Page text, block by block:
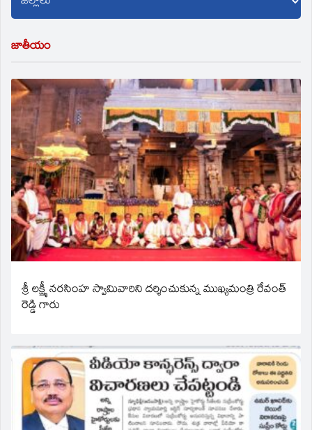
జాతీయం
శ్రీ లక్ష్మీ నరసింహ స్వామివారిని దర్శించుకున్న ముఖ్యమంత్రి రేవంత్
రెడ్డి గారు